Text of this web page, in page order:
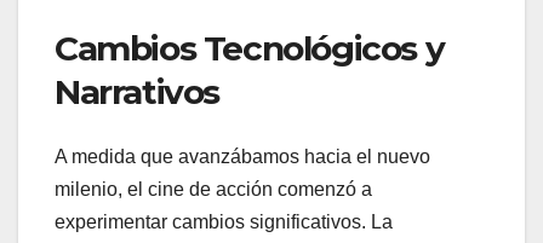
Cambios Tecnológicos y
Narrativos
A medida que avanzábamos hacia el nuevo
milenio, el cine de acción comenzó a
experimentar cambios significativos. La